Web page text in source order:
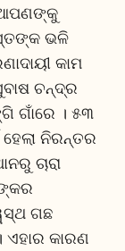
ଭଳି
କାମ
ଚନ୍ଦ୍ର
ଗାଁରେ । ୫୩
ନିରନ୍ତର
ଚାରା
ଗଛ
କାରଣ